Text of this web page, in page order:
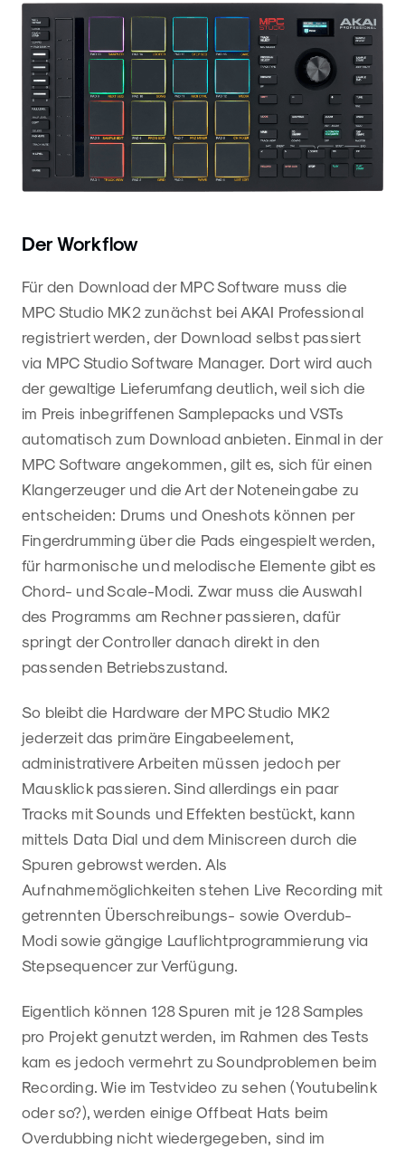
Der Workflow
Für den Download der MPC Software muss die
MPC Studio MK2 zunächst bei AKAI Professional
registriert werden, der Download selbst passiert
via MPC Studio Software Manager. Dort wird auch
der gewaltige Lieferumfang deutlich, weil sich die
im Preis inbegriffenen Samplepacks und VSTs
automatisch zum Download anbieten. Einmal in der
MPC Software angekommen, gilt es, sich für einen
Klangerzeuger und die Art der Noteneingabe zu
entscheiden: Drums und Oneshots können per
Fingerdrumming über die Pads eingespielt werden,
für harmonische und melodische Elemente gibt es
Chord- und Scale-Modi. Zwar muss die Auswahl
des Programms am Rechner passieren, dafür
springt der Controller danach direkt in den
passenden Betriebszustand.
So bleibt die Hardware der MPC Studio MK2
jederzeit das primäre Eingabeelement,
administrativere Arbeiten müssen jedoch per
Mausklick passieren. Sind allerdings ein paar
Tracks mit Sounds und Effekten bestückt, kann
mittels Data Dial und dem Miniscreen durch die
Spuren gebrowst werden. Als
Aufnahmemöglichkeiten stehen Live Recording mit
getrennten Überschreibungs- sowie Overdub-
Modi sowie gängige Lauflichtprogrammierung via
Stepsequencer zur Verfügung.
Eigentlich können 128 Spuren mit je 128 Samples
pro Projekt genutzt werden, im Rahmen des Tests
kam es jedoch vermehrt zu Soundproblemen beim
Recording. Wie im Testvideo zu sehen (Youtubelink
oder so?), werden einige Offbeat Hats beim
Overdubbing nicht wiedergegeben, sind im